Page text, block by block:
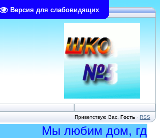
Версия для слабовидящих
Приветствую Вас Гость · RSS
Мы любим дом, где